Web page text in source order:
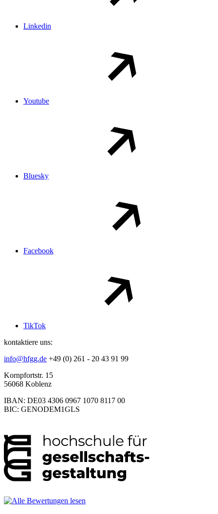
Linkedin
Youtube
Bluesky
Facebook
TikTok
kontaktiere uns:
info@hfgg.de +49 (0) 261 - 20 43 91 99
Kornpfortstr. 15
56068 Koblenz
IBAN: DE03 4306 0967 1070 8117 00
BIC: GENODEM1GLS